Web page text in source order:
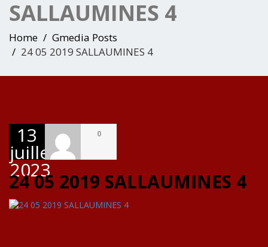
SALLAUMINES 4
Home
Gmedia Posts
24 05 2019 SALLAUMINES 4
13
juillet
2023
0
24 05 2019 SALLAUMINES 4